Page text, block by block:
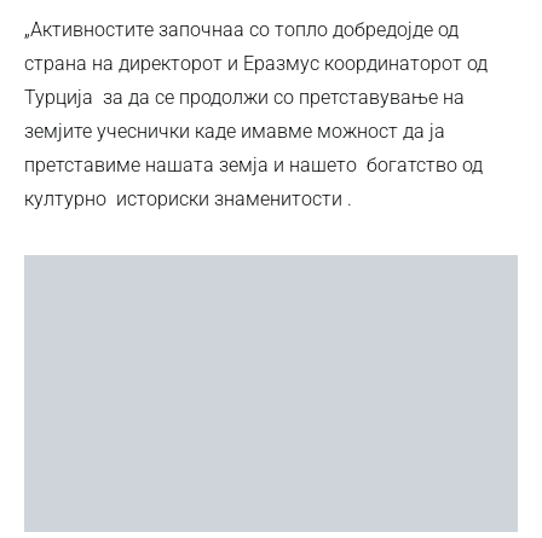
„Активностите започнаа со топло добредојде од
страна на директорот и Еразмус координаторот од
Турција за да се продолжи со претставување на
земјите учеснички каде имавме можност да ја
претставиме нашата земја и нашето богатство од
културно историски знаменитости .